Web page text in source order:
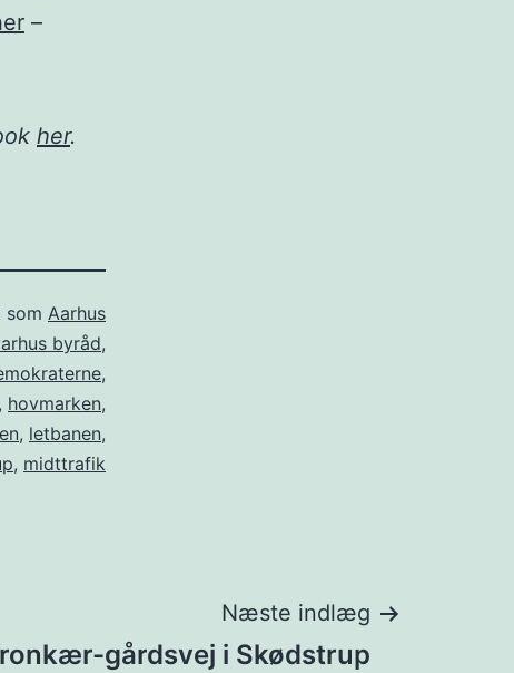
–
her.
som Aarhus
byråd,
,
, hovmarken,
, letbanen,
, midttrafik
Næste indlæg
gårdsvej i Skødstrup